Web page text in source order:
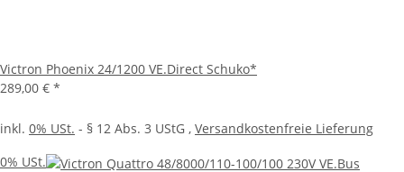
Victron Phoenix 24/1200 VE.Direct Schuko*
289,00 € *
inkl. 0% USt. - § 12 Abs. 3 UStG , Versandkostenfreie Lieferung
0% USt.